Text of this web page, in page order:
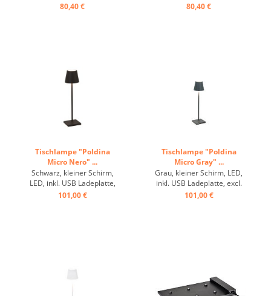
80,40 €
80,40 €
Tischlampe "Poldina
Micro Nero" ...
Schwarz, kleiner Schirm,
LED, inkl. USB Ladeplatte,
excl. Schuko ...
101,00 €
Tischlampe "Poldina
Micro Gray" ...
Grau, kleiner Schirm, LED,
inkl. USB Ladeplatte, excl.
Schuko ...
101,00 €